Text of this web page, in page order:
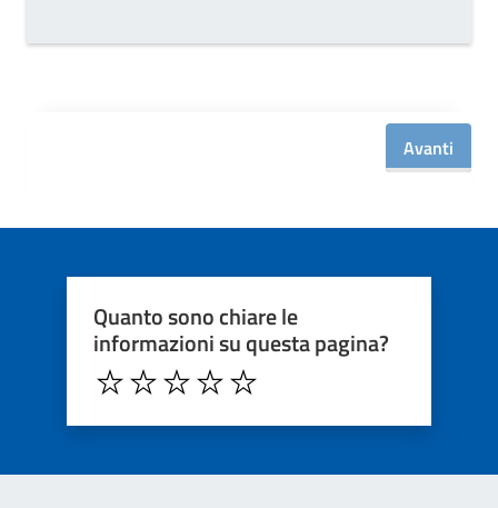
Avanti
Quanto sono chiare le
informazioni su questa pagina?